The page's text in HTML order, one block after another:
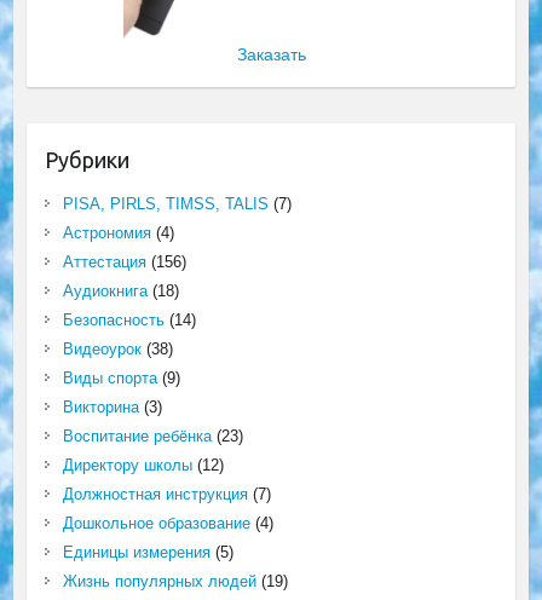
Заказать
Рубрики
PISA, PIRLS, TIMSS, TALIS (7)
Астрономия(4)
Аттестация(156)
Аудиокнига(18)
Безопасность(14)
Видеоурок(38)
Виды спорта(9)
Викторина(3)
Воспитание ребёнка(23)
Директору школы(12)
Должностная инструкция(7)
Дошкольное образование(4)
Единицы измерения(5)
Жизнь популярных людей(19)